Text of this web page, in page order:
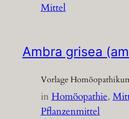
Mittel
Ambra grisea
Vorlage
inHomöopathie,
Pflanzenmittel